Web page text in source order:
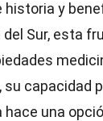
historia y
Sur, esta
su capacidad
una